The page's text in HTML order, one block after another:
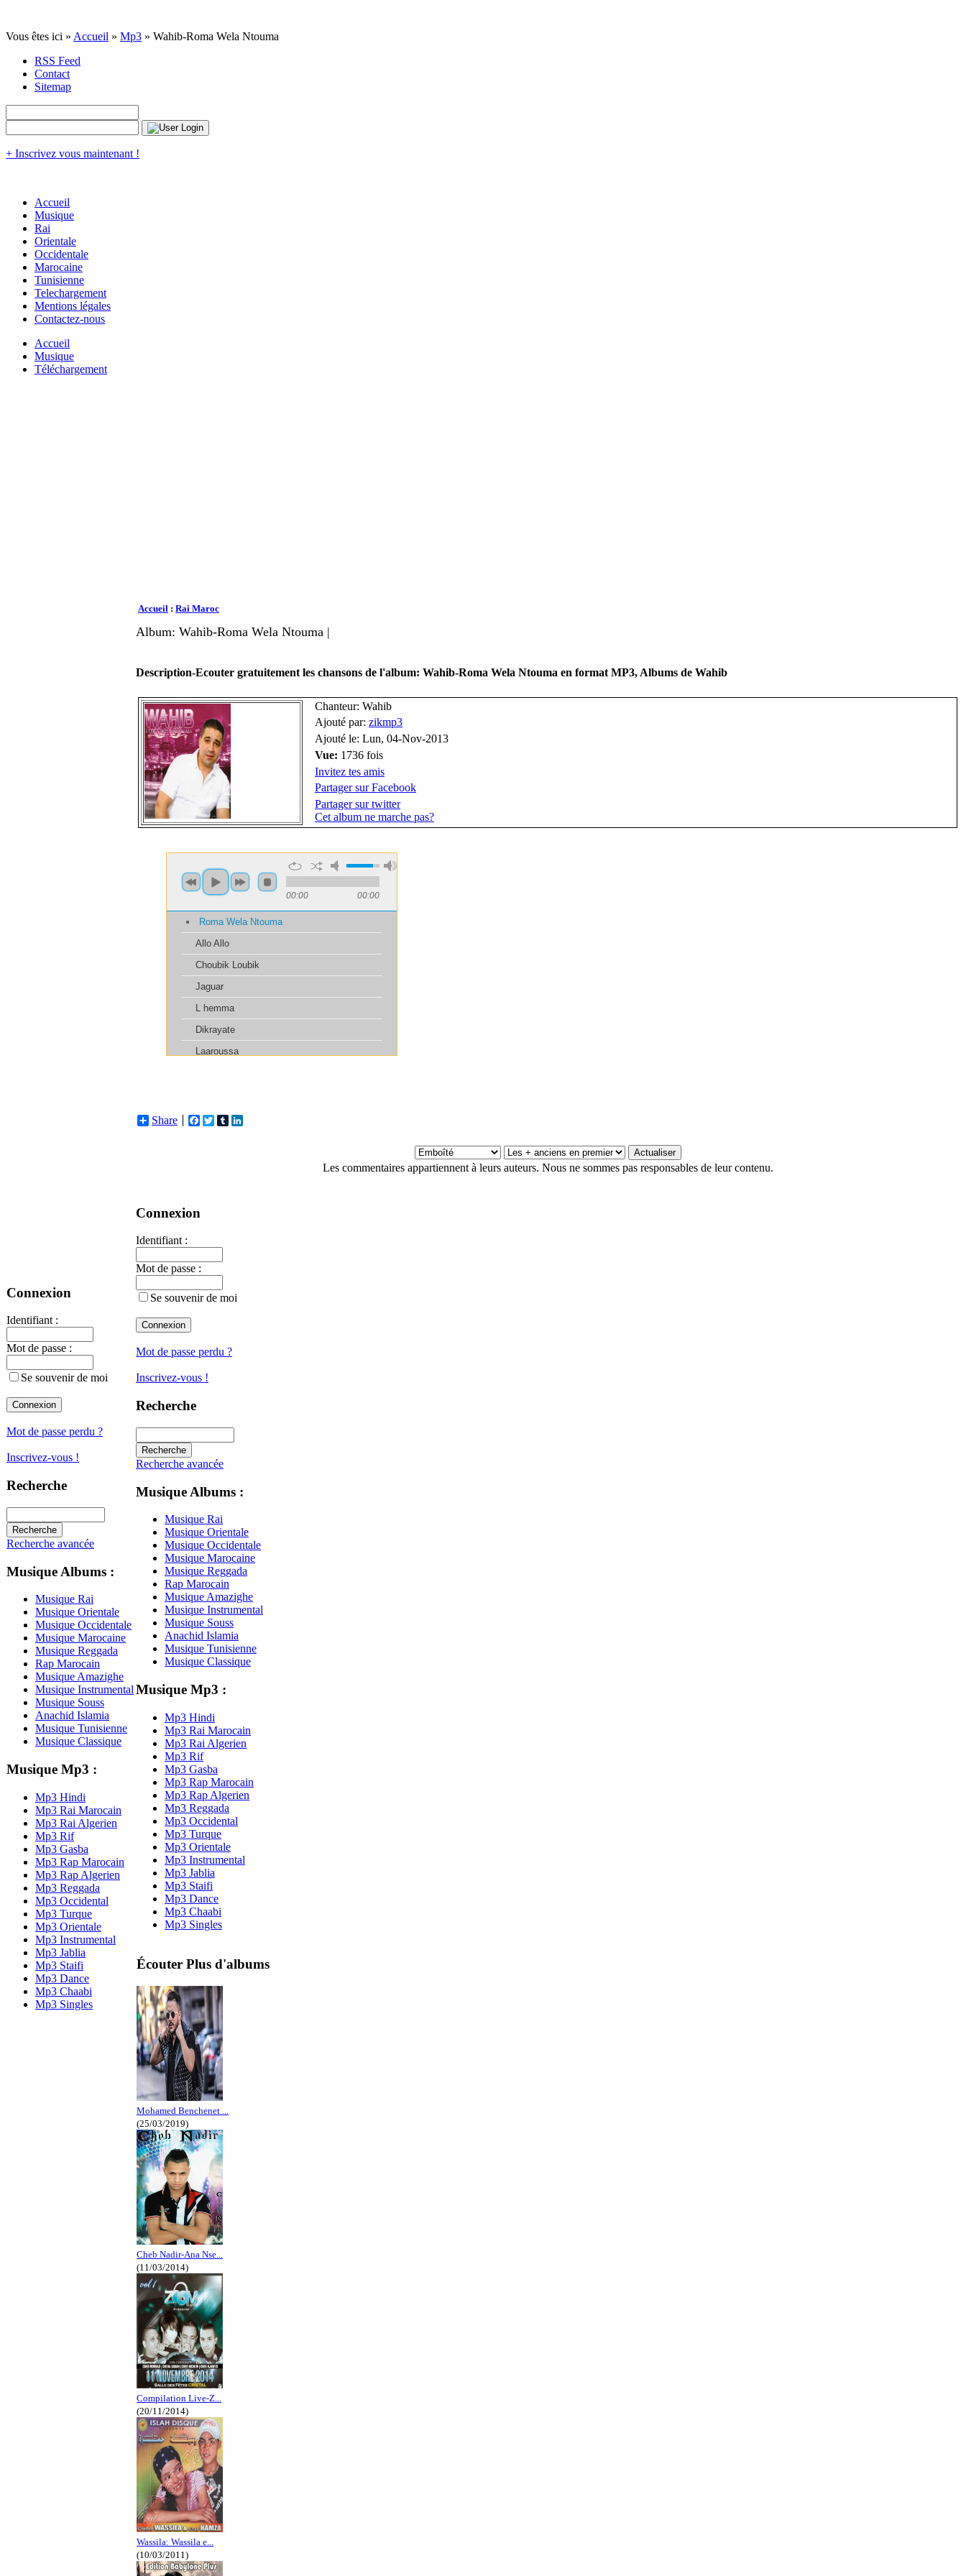
Vous êtes ici » Accueil » Mp3 » Wahib-Roma Wela Ntouma
RSS Feed
Contact
Sitemap
+ Inscrivez vous maintenant !
Accueil
Musique
Rai
Orientale
Occidentale
Marocaine
Tunisienne
Telechargement
Mentions légales
Contactez-nous
Accueil
Musique
Téléchargement
Connexion
Identifiant :
Mot de passe :
Se souvenir de moi
Mot de passe perdu ?
Inscrivez-vous !
Recherche
Recherche avancée
Musique Albums :
Musique Rai
Musique Orientale
Musique Occidentale
Musique Marocaine
Musique Reggada
Rap Marocain
Musique Amazighe
Musique Instrumental
Musique Souss
Anachid Islamia
Musique Tunisienne
Musique Classique
Musique Mp3 :
Mp3 Hindi
Mp3 Rai Marocain
Mp3 Rai Algerien
Mp3 Rif
Mp3 Gasba
Mp3 Rap Marocain
Mp3 Rap Algerien
Mp3 Reggada
Mp3 Occidental
Mp3 Turque
Mp3 Orientale
Mp3 Instrumental
Mp3 Jablia
Mp3 Staifi
Mp3 Dance
Mp3 Chaabi
Mp3 Singles
Accueil : Rai Maroc
Album: Wahib-Roma Wela Ntouma |
Description-Ecouter gratuitement les chansons de l'album: Wahib-Roma Wela Ntouma en format MP3, Albums de Wahib
Chanteur: Wahib
Ajouté par: zikmp3
Ajouté le: Lun, 04-Nov-2013
Vue: 1736 fois
Invitez tes amis
Partager sur Facebook
Partager sur twitter
Cet album ne marche pas?
Share Facebook
TwitterTumblr
Les commentaires appartiennent à leurs auteurs. Nous ne sommes pas responsables de leur contenu.
Connexion
Identifiant :
Mot de passe :
Se souvenir de moi
Mot de passe perdu ?
Inscrivez-vous !
Recherche
Recherche avancée
Musique Albums :
Musique Rai
Musique Orientale
Musique Occidentale
Musique Marocaine
Musique Reggada
Rap Marocain
Musique Amazighe
Musique Instrumental
Musique Souss
Anachid Islamia
Musique Tunisienne
Musique Classique
Musique Mp3 :
Mp3 Hindi
Mp3 Rai Marocain
Mp3 Rai Algerien
Mp3 Rif
Mp3 Gasba
Mp3 Rap Marocain
Mp3 Rap Algerien
Mp3 Reggada
Mp3 Occidental
Mp3 Turque
Mp3 Orientale
Mp3 Instrumental
Mp3 Jablia
Mp3 Staifi
Mp3 Dance
Mp3 Chaabi
Mp3 Singles
Écouter Plus d'albums
Mohamed Benchenet ...
(25/03/2019)
Cheb Nadir-Ana Nse...
(11/03/2014)
Compilation Live-Z...
(20/11/2014)
Wassila: Wassila e...
(10/03/2011)